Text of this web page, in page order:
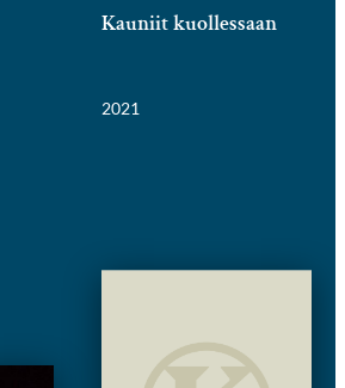
Kauniit kuollessaan
2021